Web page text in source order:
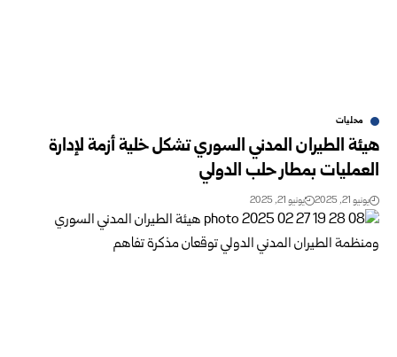
محليات
هيئة الطيران المدني السوري تشكل خلية أزمة لإدارة
العمليات بمطار حلب الدولي
يونيو 21, 2025 يونيو 21, 2025